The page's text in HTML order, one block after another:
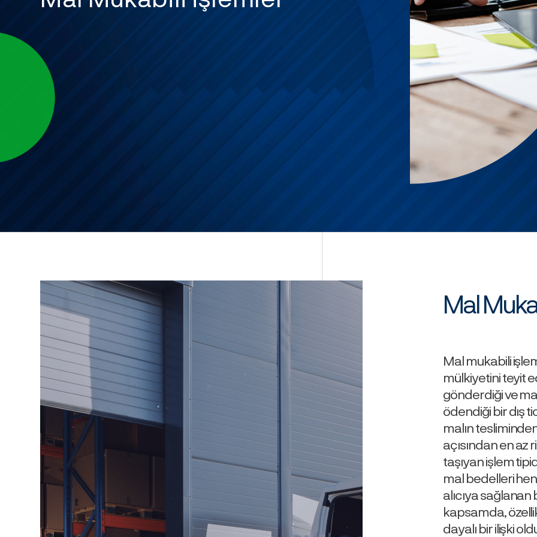
Mal
Mal mukabili
mülkiyetini teyit
gönderdiği ve
ödendiği bir dış
malın
açısından en az
taşıyan işlem
mal bedelleri
alıcıya
kapsamda,
dayalı bir ilişki